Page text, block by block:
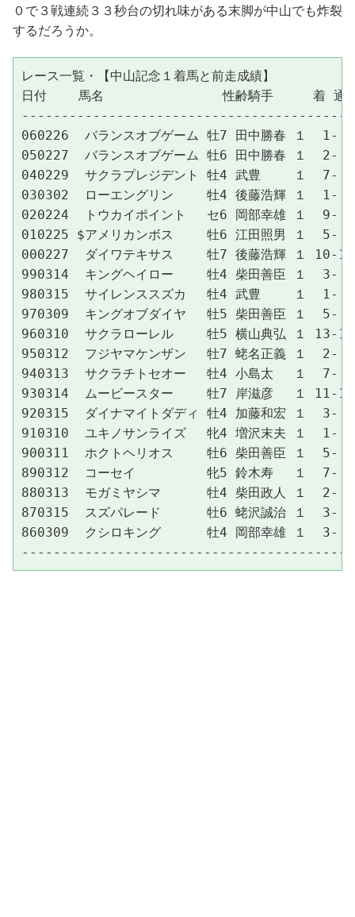
０で３戦連続３３秒台の切れ味がある末脚が中山でも炸裂
するだろうか。
レース一覧・【中山記念１着馬と前走成績】
日付    馬名               性齢騎手     着 通過
060226  バランスオブゲーム 牡7 田中勝春 １
050227  バランスオブゲーム 牡6 田中勝春 １
040229  サクラプレジデント 牡4 武豊　　 １
030302  ローエングリン　　 牡4 後藤浩輝 １
020224  トウカイポイント　 セ6 岡部幸雄
010225 $アメリカンボス　　 牡6 江田照男 １
000227  ダイワテキサス　　 牡7 後藤浩輝 １
990314  キングヘイロー　　 牡4 柴田善臣 １
980315  サイレンススズカ　 牡4 武豊　　
970309  キングオブダイヤ　 牡5 柴田善臣 １
960310  サクラローレル　　 牡5 横山典弘 １
950312  フジヤマケンザン　 牡7 蛯名正義
940313  サクラチトセオー　 牡4 小島太　 １
930314  ムービースター　　 牡7 岸滋彦　 １
920315  ダイナマイトダディ 牡4 加藤和宏 １
910310  ユキノサンライズ　 牝4 増沢末夫 １
900311  ホクトヘリオス　　 牡6 柴田善臣 １
890312  コーセイ　　　　　 牝5 鈴木寿　 １
880313  モガミヤシマ　　　 牡4 柴田政人
870315  スズパレード　　　 牡6 蛯沢誠治 １
860309  クシロキング　　　 牡4 岡部幸雄 １